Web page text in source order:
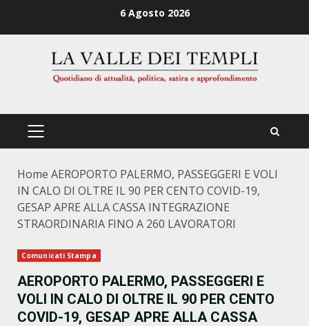
6 Agosto 2026
PRIMÄRES
Home AEROPORTO PALERMO, PASSEGGERI E VOLI
IN CALO DI OLTRE IL 90 PER CENTO COVID-19,
GESAP APRE ALLA CASSA INTEGRAZIONE
STRAORDINARIA FINO A 260 LAVORATORI
Comunicati Stampa
AEROPORTO PALERMO, PASSEGGERI E
VOLI IN CALO DI OLTRE IL 90 PER CENTO
COVID-19, GESAP APRE ALLA CASSA